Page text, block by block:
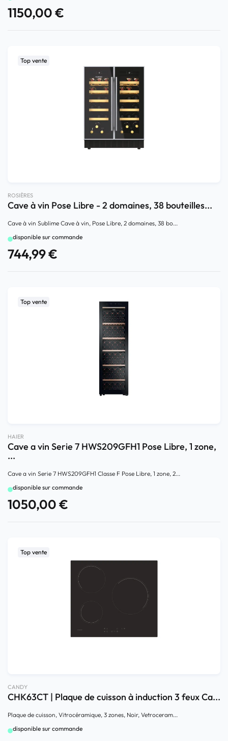
1150,00€
Top vente
ROSIÈRES
Cave à vin Pose Libre - 2 domaines, 38 bouteilles...
Cave à vin Sublime Cave à vin, Pose Libre, 2 domaines, 38 bo...
disponible sur commande
744,99€
Top vente
HAIER
Cave a vin Serie 7 HWS209GFH1 Pose Libre, 1 zone,
...
Cave a vin Serie 7 HWS209GFH1 Classe F Pose Libre, 1 zone, 2...
disponible sur commande
1050,00€
Top vente
CANDY
CHK63CT | Plaque de cuisson à induction 3 feux Ca...
Plaque de cuisson, Vitrocéramique, 3 zones, Noir, Vetroceram...
disponible sur commande